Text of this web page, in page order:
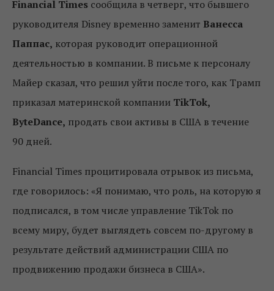
Financial Times сообщила в четверг, что бывшего
руководителя Disney временно заменит Ванесса
Паппас, которая руководит операционной
деятельностью в компании. В письме к персоналу
Майер сказал, что решил уйти после того, как Трамп
приказал материнской компании TikTok,
ByteDance, продать свои активы в США в течение
90 дней.
Financial Times процитировала отрывок из письма,
где говорилось: «Я понимаю, что роль, на которую я
подписался, в том числе управление TikTok по
всему миру, будет выглядеть совсем по-другому в
результате действий администрации США по
продвижению продажи бизнеса в США».